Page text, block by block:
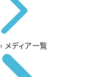
› メディア一覧